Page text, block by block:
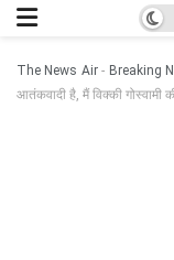
The News Air- Breaking
आतंकवादी है, मैं विक्की गोस्वामी